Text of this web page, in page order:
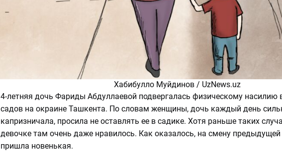
Хабибулло Муйдинов / UzNews.uz
4-летняя дочь Фариды Абдуллаевой подвергалась физическому насилию
садов на окраине Ташкента. По словам женщины, дочь каждый день
капризничала, просила не оставлять ее в садике. Хотя раньше таких
девочке там очень даже нравилось. Как оказалось, на смену предыдущей
пришла новенькая.